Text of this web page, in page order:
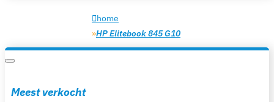
home
HP Elitebook 845 G10
Meest verkocht